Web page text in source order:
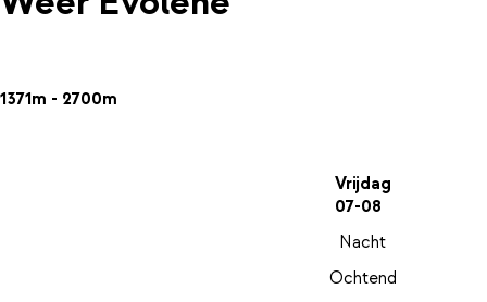
1371m - 2700m
Vrijdag
07-08
Nacht
Ochtend